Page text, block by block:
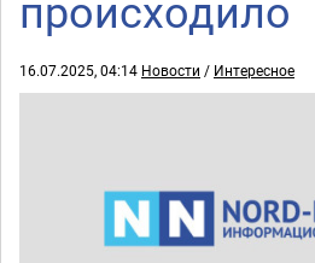
16.07.2025, 04:14 Новости / Интересное